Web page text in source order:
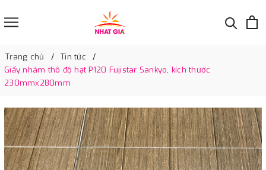
Trang chủ
Tin tức
Giấy nhám thô độ hạt P120 Fujistar Sankyo, kích thước
230mmx280mm